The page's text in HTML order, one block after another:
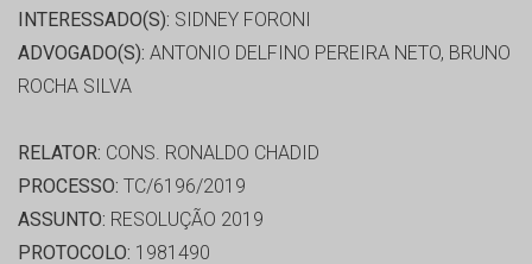
INTERESSADO(S): SIDNEY FORONI
ADVOGADO(S): ANTONIO DELFINO PEREIRA NETO, BRUNO
ROCHA SILVA
RELATOR: CONS. RONALDO CHADID
PROCESSO: TC/6196/2019
ASSUNTO: RESOLUÇÃO 2019
PROTOCOLO: 1981490